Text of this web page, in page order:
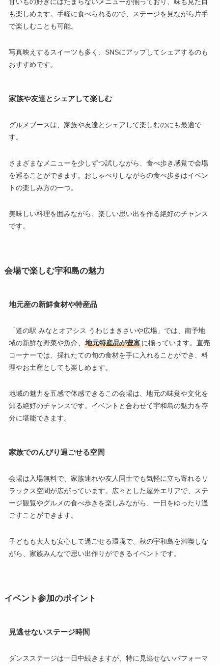
も楽しめます。手軽に食べられるので、ステージを見ながら片手
で楽しむことも可能。
写真映えするスイーツも多く、SNSにアップしてシェアするのも
おすすめです。
家族や友達とシェアして楽しむ
グルメブースは、家族や友達とシェアして楽しむのにも最適で
す。
さまざまなメニューを少しずつ試しながら、食べ歩き感覚で会場
を巡ることができます。おしゃべりしながらの食べ歩きはイベン
トの楽しみ方の一つ。
美味しい料理を囲みながら、楽しい思い出を作る絶好のチャンス
です。
会場で楽しむ宇和島の魅力
地元産の新鮮食材や特産品
「道の駅 みなとオアシス うわじまきさいや広場」では、南予地
域の新鮮な野菜や魚介、
地元特産品が豊富に揃っています。直売
コーナーでは、採れたての旬の食材を手に入れることができ、料
理やお土産としても楽しめます。
地域の魅力を五感で体感できるこの会場は、地元の味覚や文化を
知る絶好のチャンスです。イベントと合わせて宇和島の魅力を存
分に堪能できます。
家族でのんびり過ごせる空間
会場は入場無料で、家族連れや友人同士でも気軽に立ち寄れるリ
ラックス空間が広がっています。広々とした屋外エリアで、ステ
ージ観覧やグルメの食べ歩きを楽しみながら、一日をゆったり過
ごすことができます。
子どもも大人も安心して過ごせる環境で、秋の宇和島を満喫しな
がら、家族みんなで思い出作りができるイベントです。
イベント参加のポイント
見逃せないステージ時間
ダンスステージは一日中続きますが、特に見逃せないパフォーマ